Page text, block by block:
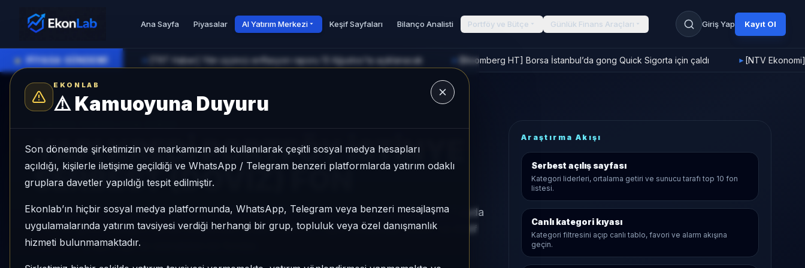
Ana Sayfa Piyasalar AI Yatırım Merkezi Keşif Sayfaları Bilanço Analisti Portföy ve Bütçe Günlük Finans Araçları Giriş Yap Kayıt Ol
EKONLAB
⚠️Kamuoyuna Duyuru
Son dönemde şirketimizin ve markamızın adı kullanılarak çeşitli sosyal medya hesapları
açıldığı, kişilerle iletişime geçildiği ve WhatsApp / Telegram benzeri platformlarda yatırım odaklı
gruplara davetler yapıldığı tespit edilmiştir.
Ekonlab’ın hiçbir sosyal medya platformunda, WhatsApp, Telegram veya benzeri mesajlaşma
uygulamalarında yatırım tavsiyesi verdiği herhangi bir grup, topluluk veya özel danışmanlık
hizmeti bulunmamaktadır.
● PİYASA GÜNDEMİ [TRT Haber] Yılın üçüncü enflasyon raporu 13 Ağustos'ta açıklanacak [Bloomberg HT] Borsa İstanbul’da gong Quick Sigorta için çaldı ► [NTV
AI Fon Radar/ Serbest
YAPI KREDİ PORTFÖY İSTİNYE
SERBEST (DÖVİZ) FON
YAPI KREDİ PORTFÖY İSTİNYE SERBEST (DÖVİZ) FON, Serbest kategorisinde son 1 ayda
+%2,40 getiri, kategori içinde momentum sırası 428/931, 1 aylık volatilitesi %0,07 ve Aktif
KAP KAP yoğunluğu ile izlenebilen bir fondur.
Araştırma Akışı
Serbest açılış sayfası
Kategori liderleri, ortalama getiri ve sunucu tarafı top 10 fon
listesi.
Canlı kategori kıyası
Kategori filtresini açıp canlı tablo, favori ve alarm akışına
geçin.